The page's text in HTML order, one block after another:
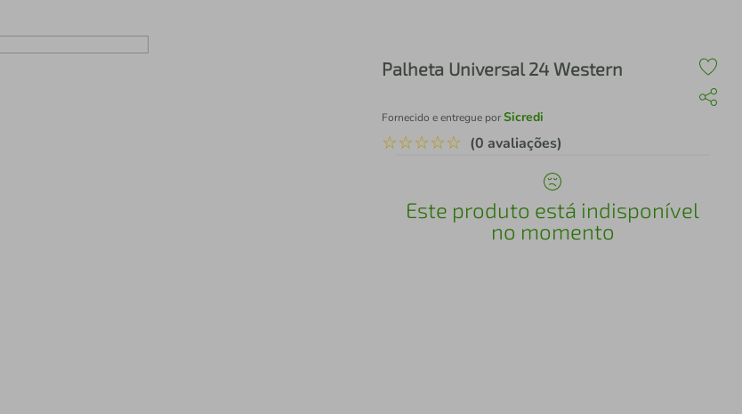
Palheta Universal 24 Western
Fornecido e entregue porSicredi
☆☆☆☆☆ (0 avaliações)
Este produto está indisponível
no momento